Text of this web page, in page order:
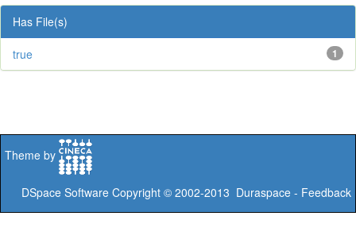
Has File(s)
1
true
Theme by
DSpace Software Copyright © 2002-2013 Duraspace - Feedback